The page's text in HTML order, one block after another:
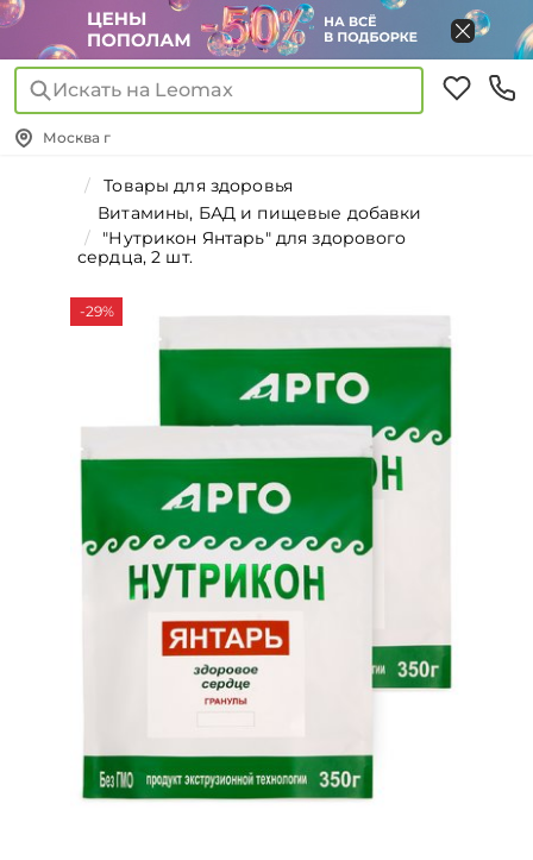
Искать на Leomax
Москва г
Товары для здоровья
Витамины, БАД и пищевые добавки
"Нутрикон Янтарь" для здорового
сердца, 2 шт.
-29%